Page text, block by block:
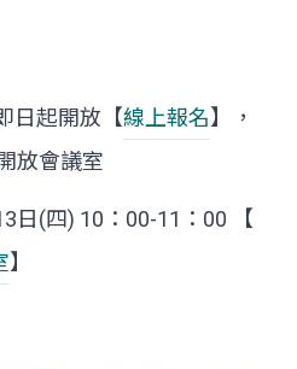
日起開放【線上報名】，
放會議室
日(四) 10：00-11：00 【
】